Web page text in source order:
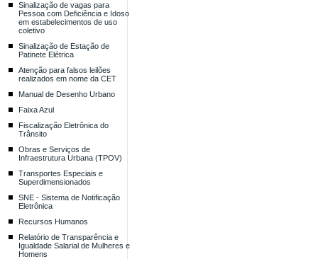
Sinalização de vagas para
Pessoa com Deficiência e Idoso
em estabelecimentos de uso
coletivo
Sinalização de Estação de
Patinete Elétrica
Atenção para falsos leilões
realizados em nome da CET
Manual de Desenho Urbano
Faixa Azul
Fiscalização Eletrônica do
Trânsito
Obras e Serviços de
Infraestrutura Urbana (TPOV)
Transportes Especiais e
Superdimensionados
SNE - Sistema de Notificação
Eletrônica
Recursos Humanos
Relatório de Transparência e
Igualdade Salarial de Mulheres e
Homens